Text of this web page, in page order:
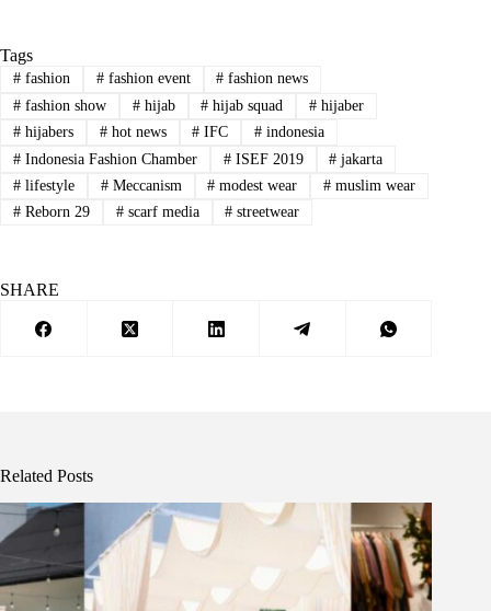
Tags
#fashion #fashion event # fashion news
#fashion show #hijab # hijab squad # hijaber
#hijabers #hot news # IFC # indonesia
#Indonesia Fashion Chamber #ISEF 2019 # jakarta
#lifestyle #Meccanism # modest wear # muslim wear
#Reborn 29 #scarf media # streetwear
SHARE
Related Posts